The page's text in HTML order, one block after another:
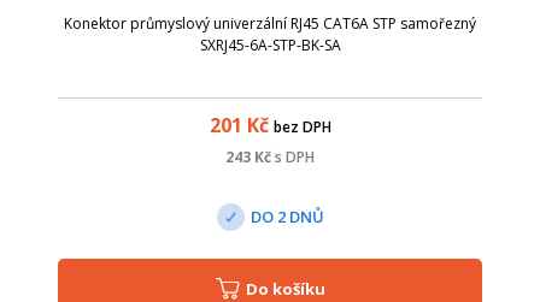
Konektor průmyslový univerzální RJ45 CAT6A STP samořezný
SXRJ45-6A-STP-BK-SA
201 Kč bez DPH
243 Kčs DPH
DO 2 DNŮ
Do košíku